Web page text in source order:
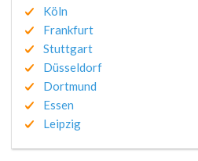
Köln
Frankfurt
Stuttgart
Düsseldorf
Dortmund
Essen
Leipzig